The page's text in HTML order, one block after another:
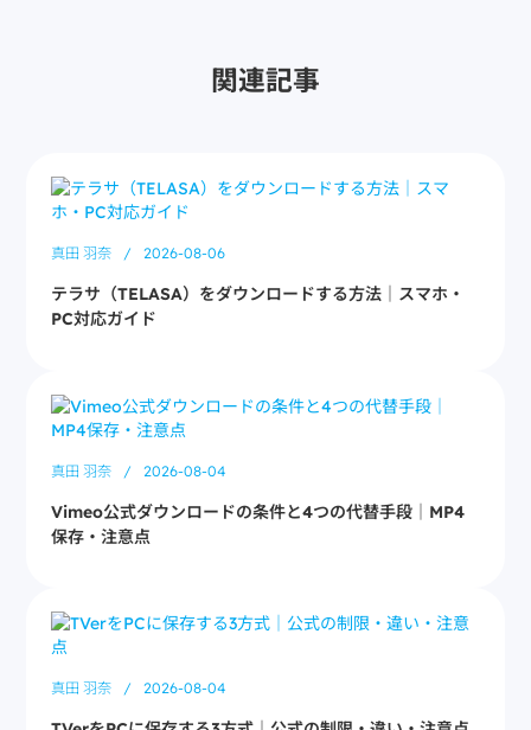
関連記事
真田 羽奈 / 2026-08-06
テラサ（TELASA）をダウンロードする方法｜スマホ・
PC対応ガイド
真田 羽奈 / 2026-08-04
Vimeo公式ダウンロードの条件と4つの代替手段｜MP4
保存・注意点
真田 羽奈 / 2026-08-04